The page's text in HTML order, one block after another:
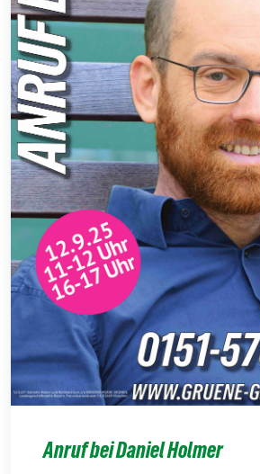
Anruf bei Daniel Holmer